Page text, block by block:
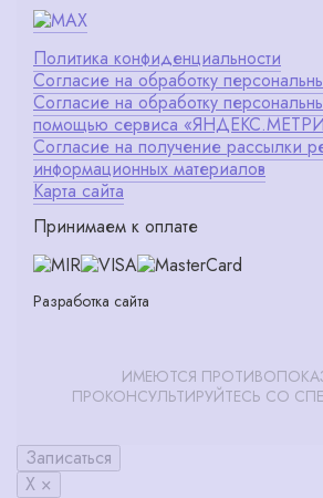
Политика конфиденциальности
Согласие на обработку
Согласие на обработку
помощью сервиса
Согласие на получение рассылки
информационных материалов
Карта сайта
Принимаем к оплате
Разработка сайта
ИМЕЮТСЯ
ПРОКОНСУЛЬТИРУЙТЕСЬ СО
Записаться
X ×